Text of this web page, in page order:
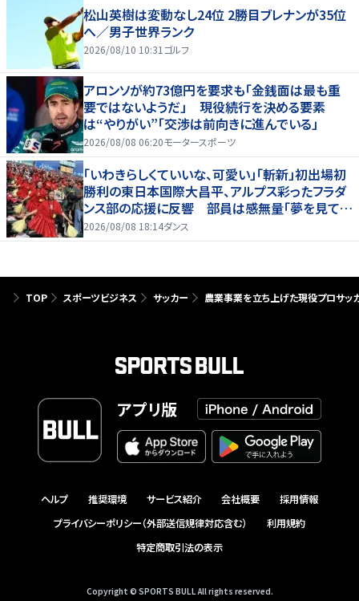
松山英樹は変動なし24位 2勝目ブレナンが35位
へ／男子世界ランク
2026/08/10 10:31 ゴルフ
アロンソが約73億円を要求も「金銭面は最も重
要ではないようだ」 現役続行を決める要素
は“やりがい”「交渉は前向きに進んでいる」
2026/08/08 06:20モータースポーツ
「いわきらしくていいな、可愛い」「斬新」初出場初
勝利の東日本国際大昌平、アルプス彩ったフラダ
ンス部の応援に反響 部員は感無量「夢を見てい
るよう」
2026/08/08 18:14ダンス
TOP スポーツビジネス サッカー 農業事業を立ち上げた現役プロサッ
アプリ版
ヘルプ 推奨環境 サービス紹介 会社概要
採用情報
プライバシーポリシー（外部送信規律対応含む）
利用規約
特定商取引法の表示
Copyright © SPORTS BULL All rights reserved.